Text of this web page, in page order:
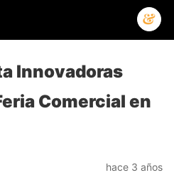
Innovadoras
Comercial en
hace 3 años